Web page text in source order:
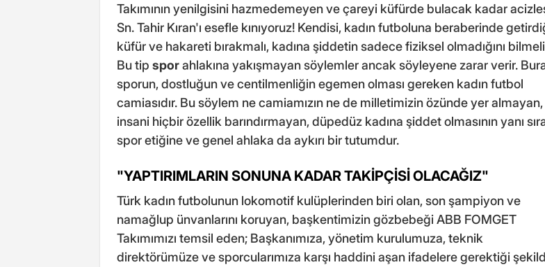
Takımının yenilgisini hazmedemeyen ve çareyi küfürde bulacak kadar
Sn. Tahir Kıran'ı esefle kınıyoruz! Kendisi, kadın futboluna beraberinde
küfür ve hakareti bırakmalı, kadına şiddetin sadece fiziksel olmadığını
Bu tip sporahlakına yakışmayan söylemler ancak söyleyene zarar verir.
sporun, dostluğun ve centilmenliğin egemen olması gereken kadın futbol
camiasıdır. Bu söylem ne camiamızın ne de milletimizin özünde yer almayan,
insani hiçbir özellik barındırmayan, düpedüz kadına şiddet olmasının yanı
spor etiğine ve genel ahlaka da aykırı bir tutumdur.
"YAPTIRIMLARIN SONUNA KADAR TAKİPÇİSİ OLACAĞIZ"
Türk kadın futbolunun lokomotif kulüplerinden biri olan, son şampiyon ve
namağlup ünvanlarını koruyan, başkentimizin gözbebeği ABB FOMGET
Takımımızı temsil eden; Başkanımıza, yönetim kurulumuza, teknik
direktörümüze ve sporcularımıza karşı haddini aşan ifadelere gerektiği